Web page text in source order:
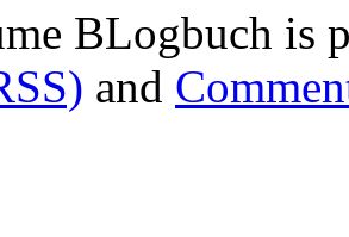
BLogbuch is
and